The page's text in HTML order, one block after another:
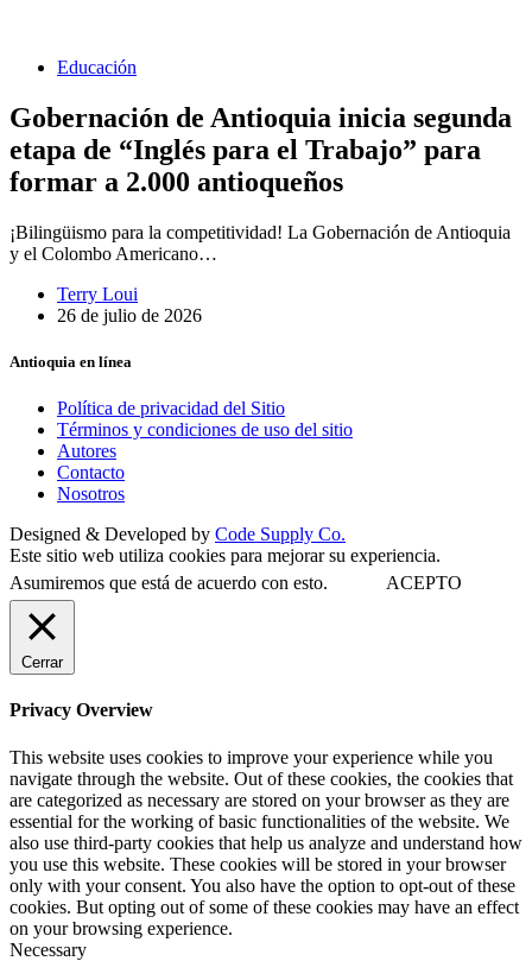
Educación
Gobernación de Antioquia inicia segunda
etapa de “Inglés para el Trabajo” para
formar a 2.000 antioqueños
¡Bilingüismo para la competitividad! La Gobernación de Antioquia
y el Colombo Americano…
Terry Loui
26 de julio de 2026
Antioquia en línea
Política de privacidad del Sitio
Términos y condiciones de uso del sitio
Autores
Contacto
Nosotros
Designed & Developed by Code Supply Co.
Este sitio web utiliza cookies para mejorar su experiencia.
Asumiremos que está de acuerdo con esto.
ACEPTO
Cerrar
Privacy Overview
This website uses cookies to improve your experience while you
navigate through the website. Out of these cookies, the cookies that
are categorized as necessary are stored on your browser as they are
essential for the working of basic functionalities of the website. We
also use third-party cookies that help us analyze and understand how
you use this website. These cookies will be stored in your browser
only with your consent. You also have the option to opt-out of these
cookies. But opting out of some of these cookies may have an effect
on your browsing experience.
Necessary